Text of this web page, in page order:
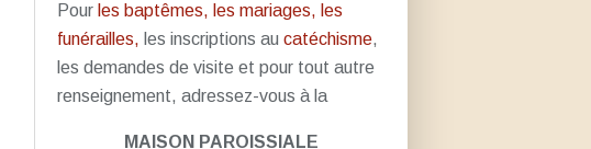
Pour les baptêmes, les mariages, les
funérailles, les inscriptions au catéchisme,
les demandes de visite et pour tout autre
renseignement, adressez-vous à la
MAISON PAROISSIALE